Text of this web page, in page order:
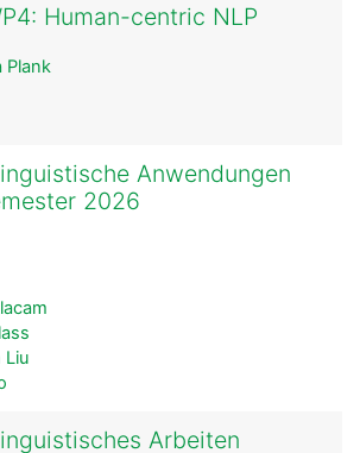
Human-centric NLP
Plank
Anwendungen
2026
Liu
Arbeiten